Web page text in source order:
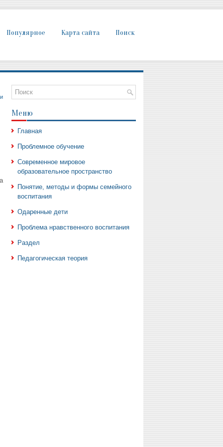
Популярное Карта сайта Поиск
Меню
Главная
Проблемное обучение
Современное мировое
образовательное пространство
Понятие, методы и формы семейного
воспитания
Одаренные дети
Проблема нравственного воспитания
Раздел
Педагогическая теория